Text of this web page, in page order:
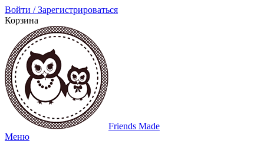
Войти / Зарегистрироваться
Корзина
Friends Made
Меню